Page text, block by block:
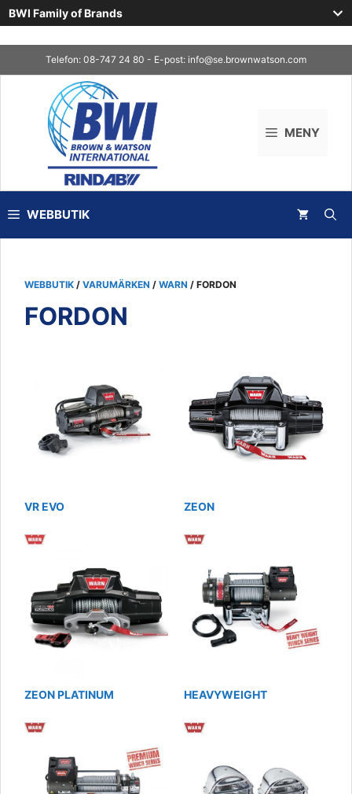
BWI Family of Brands
to
Telefon: 08-747 24 80 - E-post: info@se.brownwatson.com
MENY
WEBBUTIK
WEBBUTIK / VARUMÄRKEN / WARN / FORDON
FORDON
VR EVO ZEON
ZEON PLATINUM HEAVYWEIGHT